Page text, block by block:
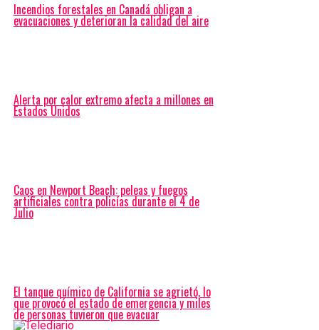
Incendios forestales en Canadá obligan a
evacuaciones y deterioran la calidad del aire
Alerta por calor extremo afecta a millones en
Estados Unidos
Caos en Newport Beach: peleas y fuegos
artificiales contra policías durante el 4 de
Julio
El tanque químico de California se agrietó, lo
que provocó el estado de emergencia y miles
de personas tuvieron que evacuar